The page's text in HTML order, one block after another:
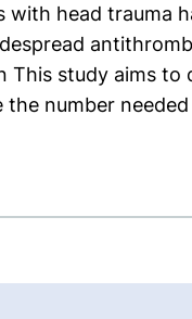
head trauma
This study aims
number